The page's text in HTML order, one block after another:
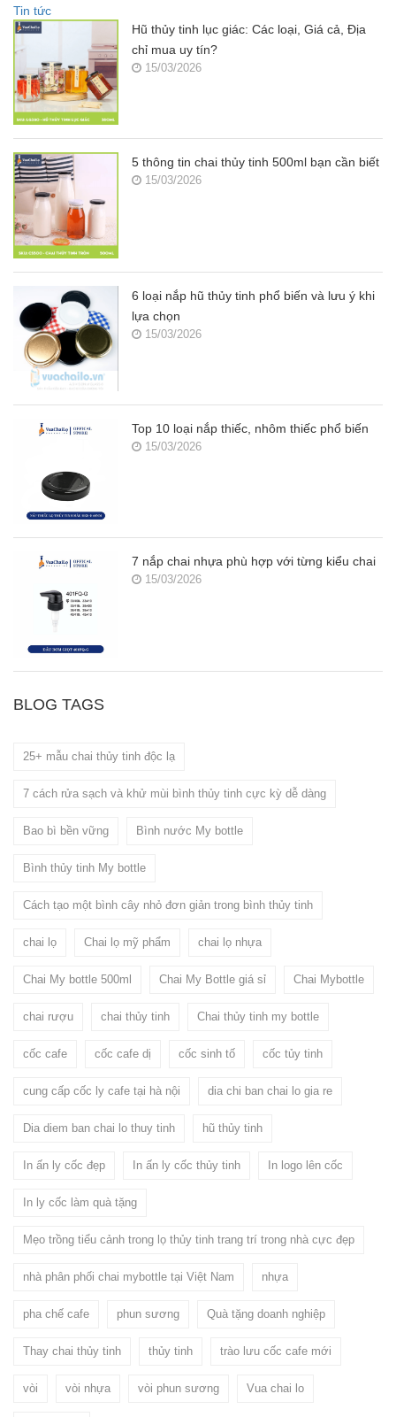
Tin tức
Hũ thủy tinh lục giác: Các loại, Giá cả, Địa
chỉ mua uy tín?
15/03/2026
5 thông tin chai thủy tinh 500ml bạn cần biết
15/03/2026
6 loại nắp hũ thủy tinh phổ biến và lưu ý khi
lựa chọn
15/03/2026
Top 10 loại nắp thiếc, nhôm thiếc phổ biến
15/03/2026
7 nắp chai nhựa phù hợp với từng kiểu chai
15/03/2026
BLOG TAGS
25+ mẫu chai thủy tinh độc lạ
7 cách rửa sạch và khử mùi bình thủy tinh cực kỳ dễ dàng
Bao bì bền vững Bình nước My bottle
Bình thủy tinh My bottle
Cách tạo một bình cây nhỏ đơn giản trong bình thủy tinh
chai lọ Chai lọ mỹ phẩm chai lọ nhựa
Chai My bottle 500ml Chai My Bottle giá sỉ Chai Mybottle
chai rượu chai thủy tinh Chai thủy tinh my bottle
cốc cafe cốc cafe dị cốc sinh tố cốc tủy tinh
cung cấp cốc ly cafe tại hà nội dia chi ban chai lo gia re
Dia diem ban chai lo thuy tinh hũ thủy tinh
In ấn ly cốc đẹp In ấn ly cốc thủy tinh In logo lên cốc
In ly cốc làm quà tặng
Mẹo trồng tiểu cảnh trong lọ thủy tinh trang trí trong nhà cực đẹp
nhà phân phối chai mybottle tại Việt Nam nhựa
pha chế cafe phun sương Quà tặng doanh nghiệp
Thay chai thủy tinh thủy tinh trào lưu cốc cafe mới
vòi vòi nhựa vòi phun sương Vua chai lo